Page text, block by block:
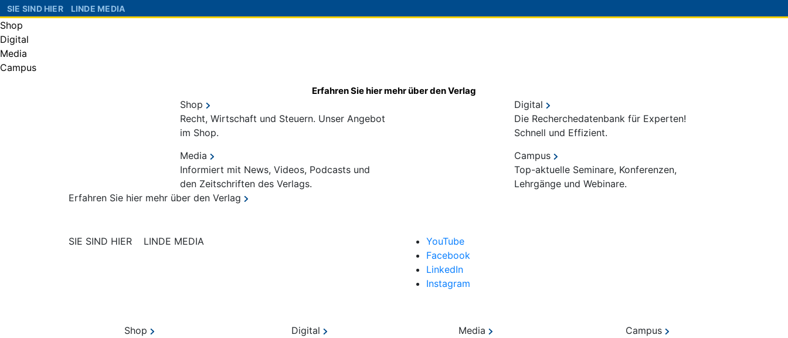
SIE SIND HIER LINDE MEDIA
Shop
Digital
Media
Campus
Erfahren Sie hier mehr über den Verlag
Shop
Recht, Wirtschaft und Steuern. Unser Angebot
im Shop.
Digital
Die Recherchedatenbank für Experten!
Schnell und Effizient.
Media
Informiert mit News, Videos, Podcasts und
den Zeitschriften des Verlags.
Campus
Top-aktuelle Seminare, Konferenzen,
Lehrgänge und Webinare.
Erfahren Sie hier mehr über den Verlag
SIE SIND HIER LINDE MEDIA
YouTube
Facebook
LinkedIn
Instagram
Shop
Digital
Media
Campus